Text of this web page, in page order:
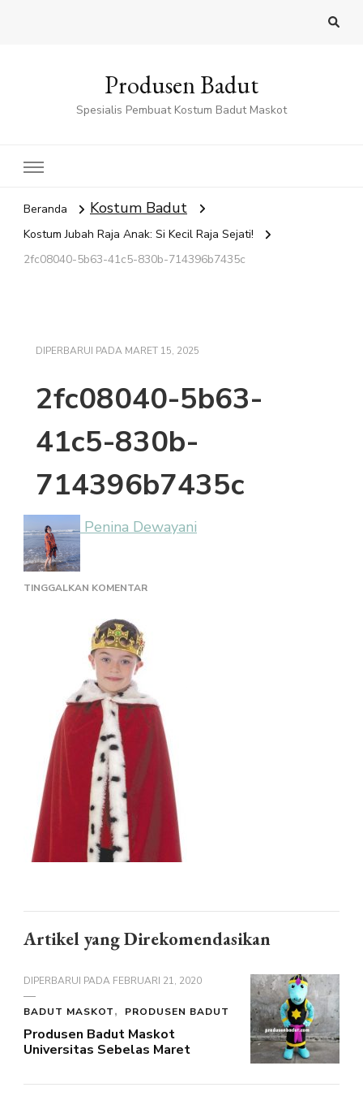
Produsen Badut
Spesialis Pembuat Kostum Badut Maskot
Beranda Kostum Badut
Kostum Jubah Raja Anak: Si Kecil Raja Sejati!
2fc08040-5b63-41c5-830b-714396b7435c
DIPERBARUI PADA MARET 15, 2025
2fc08040-5b63-
41c5-830b-
714396b7435c
Penina Dewayani
TINGGALKAN KOMENTARPADA
Artikel yang Direkomendasikan
DIPERBARUI PADA FEBRUARI 21, 2020
BADUT MASKOT PRODUSEN BADUT
Produsen Badut Maskot
Universitas Sebelas Maret